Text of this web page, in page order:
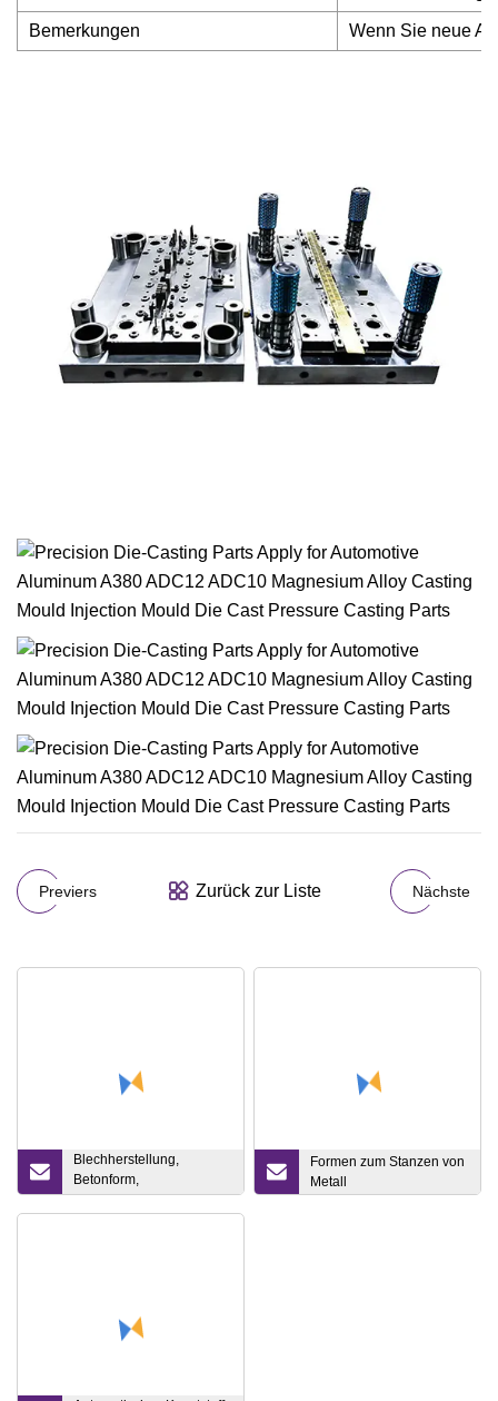
Bemerkungen Wenn Sie neue
Previers Zurück zur Liste Nächste
Blechherstellung,
Betonform,
Schachtformform
Formen zum Stanzen von
Metall